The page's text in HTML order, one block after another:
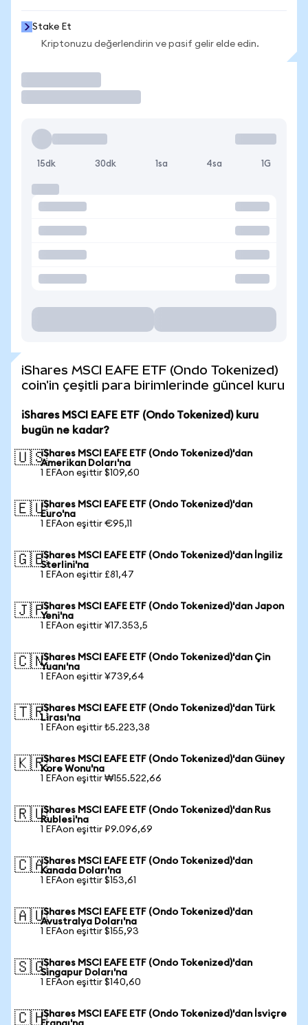
Stake Et
Kriptonuzu değerlendirin ve pasif gelir elde edin.
15dk 30dk 1sa 4sa 1G
iShares MSCI EAFE ETF (Ondo Tokenized)
coin'in çeşitli para birimlerinde güncel kuru
iShares MSCI EAFE ETF (Ondo Tokenized) kuru
bugün ne kadar?
🇺🇸iShares MSCI EAFE ETF (Ondo Tokenized)'dan
Amerikan Doları'na
1 EFAon eşittir $109,60
🇪🇺iShares MSCI EAFE ETF (Ondo Tokenized)'dan
Euro'na
1 EFAon eşittir €95,11
🇬🇧iShares MSCI EAFE ETF (Ondo Tokenized)'dan İngiliz
Sterlini'na
1 EFAon eşittir £81,47
🇯🇵iShares MSCI EAFE ETF (Ondo Tokenized)'dan Japon
Yeni'na
1 EFAon eşittir ¥17.353,5
🇨🇳iShares MSCI EAFE ETF (Ondo Tokenized)'dan Çin
Yuanı'na
1 EFAon eşittir ¥739,64
🇹🇷iShares MSCI EAFE ETF (Ondo Tokenized)'dan Türk
Lirası'na
1 EFAon eşittir ₺5.223,38
🇰🇷iShares MSCI EAFE ETF (Ondo Tokenized)'dan Güney
Kore Wonu'na
1 EFAon eşittir ₩155.522,66
🇷🇺iShares MSCI EAFE ETF (Ondo Tokenized)'dan Rus
Rublesi'na
1 EFAon eşittir ₽9.096,69
🇨🇦iShares MSCI EAFE ETF (Ondo Tokenized)'dan
Kanada Doları'na
1 EFAon eşittir $153,61
🇦🇺iShares MSCI EAFE ETF (Ondo Tokenized)'dan
Avustralya Doları'na
1 EFAon eşittir $155,93
🇸🇬iShares MSCI EAFE ETF (Ondo Tokenized)'dan
Singapur Doları'na
1 EFAon eşittir $140,60
🇨🇭iShares MSCI EAFE ETF (Ondo Tokenized)'dan İsviçre